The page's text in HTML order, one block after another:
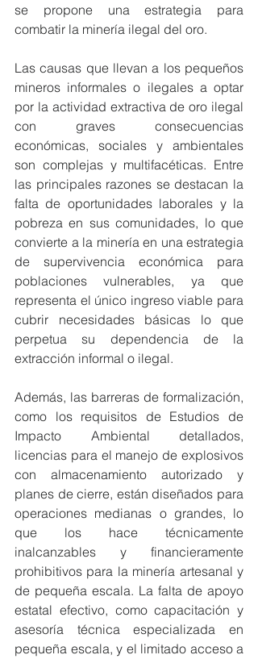
se propone una estrategia para
combatir la minería ilegal del oro.
Las causas que llevan a los pequeños
mineros informales o ilegales a optar
por la actividad extractiva de oro ilegal
con graves consecuencias
económicas, sociales y ambientales
son complejas y multifacéticas. Entre
las principales razones se destacan la
falta de oportunidades laborales y la
pobreza en sus comunidades, lo que
convierte a la minería en una estrategia
de supervivencia económica para
poblaciones vulnerables, ya que
representa el único ingreso viable para
cubrir necesidades básicas lo que
perpetua su dependencia de la
extracción informal o ilegal.
Además, las barreras de formalización,
como los requisitos de Estudios de
Impacto Ambiental detallados,
licencias para el manejo de explosivos
con almacenamiento autorizado y
planes de cierre, están diseñados para
operaciones medianas o grandes, lo
que los hace técnicamente
inalcanzables y financieramente
prohibitivos para la minería artesanal y
de pequeña escala. La falta de apoyo
estatal efectivo, como capacitación y
asesoría técnica especializada en
pequeña escala, y el limitado acceso a